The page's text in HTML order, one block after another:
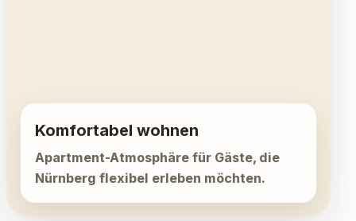
Komfortabel wohnen
Apartment-Atmosphäre für Gäste, die
Nürnberg flexibel erleben möchten.